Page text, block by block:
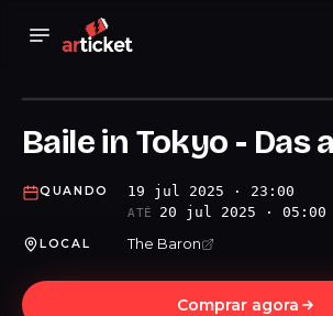
Baile in Tokyo - Das
QUANDO 19 jul 2025 · 23:00
ATÉ 20 jul 2025 · 05:00
LOCAL The Baron
Comprar agora